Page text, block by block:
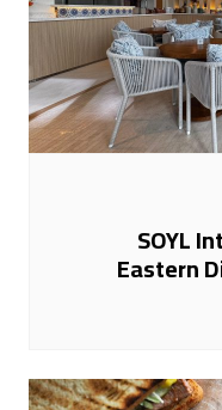
SOYL
Eastern